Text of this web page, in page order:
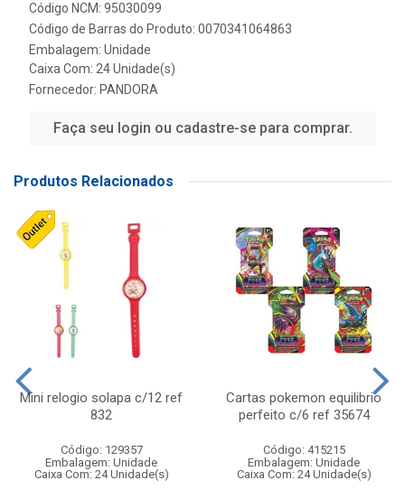
Código NCM: 95030099
Código de Barras do Produto: 0070341064863
Embalagem: Unidade
Caixa Com: 24 Unidade(s)
Fornecedor: PANDORA
Faça seu login ou cadastre-se para comprar.
Produtos Relacionados
Mini relogio solapa c/12 ref
832
Código: 129357
Embalagem: Unidade
Caixa Com: 24 Unidade(s)
Cartas pokemon equilibrio
perfeito c/6 ref 35674
Código: 415215
Embalagem: Unidade
Caixa Com: 24 Unidade(s)